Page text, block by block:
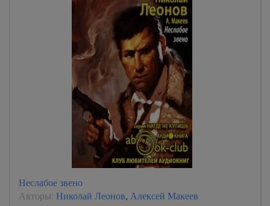
Неслабое звено
Авторы: Николай Леонов, Алексей Макеев